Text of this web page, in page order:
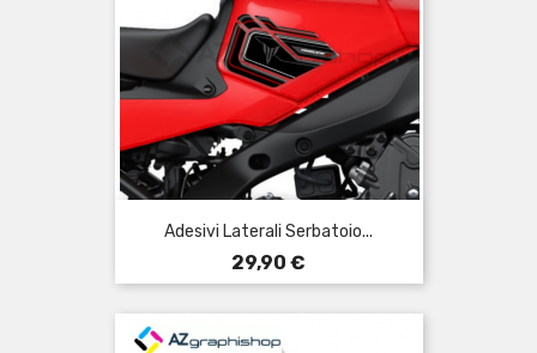
Adesivi Laterali Serbatoio...
Prezzo
29,90 €